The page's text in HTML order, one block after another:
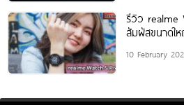
รีวิว realme
สัมผัสขนาดใ
10 February